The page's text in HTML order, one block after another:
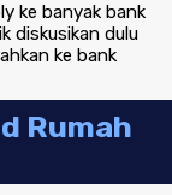
ke banyak bank
diskusikan dulu
ke bank
Rumah